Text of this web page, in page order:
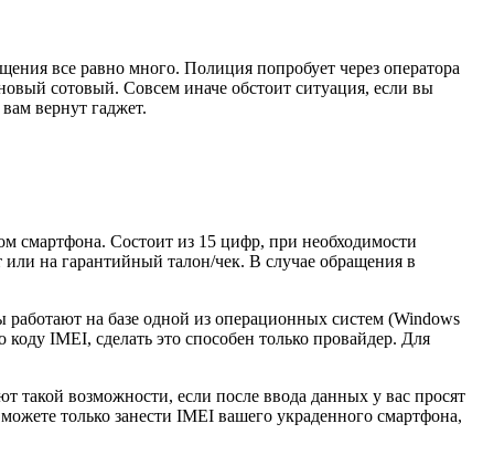
все равно много. Полиция попробует через оператора
сотовый. Совсем иначе обстоит ситуация, если вы
вернут гаджет.
смартфона. Состоит из 15 цифр, при необходимости
на гарантийный талон/чек. В случае обращения в
на базе одной из операционных систем (Windows
IMEI, сделать это способен только провайдер. Для
такой возможности, если после ввода данных у вас просят
только занести IMEI вашего украденного смартфона,